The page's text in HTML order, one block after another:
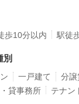
歩10分以内 駅徒
別
一戸建て 分譲
貸事務所 テナン